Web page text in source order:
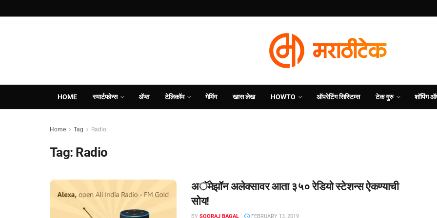
HOME स्मार्टफोन्स ॲप्स टेलिकॉम गेमिंग खास लेख HOWTO ऑपरेटिंग सिस्टिम्स टेक गुरु शॉपिंग
Home Tag Radio
Tag: Radio
अॅमेझॉन अलेक्सावर आता ३५० रेडियो स्टेशन्स ऐकण्याची
सोय!
BY SOORAJ BAGAL FEBRUARY 13, 2019